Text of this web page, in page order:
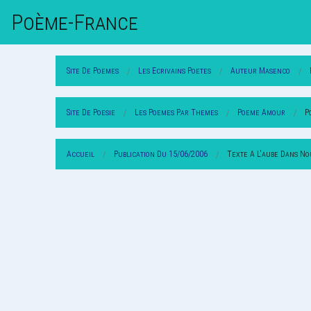
Poème-FrAnce
Site De Poemes Les Ecrivains Poetes Auteur Masenco
Site De Poesie Les Poemes Par Themes Poeme Amour
Accueil Publication Du 15/06/2006 Texte A L'aube Dans